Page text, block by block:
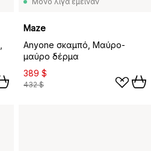
Maze
Anyone σκαμπό, Μαύρο-
μαύρο δέρμα
389 $
432 $